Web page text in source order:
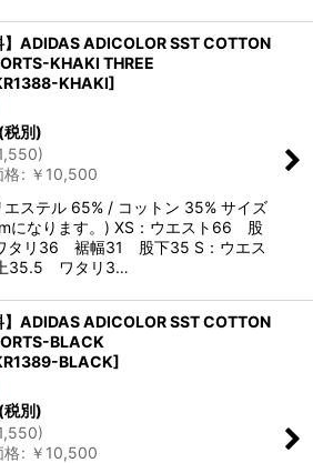
】ADIDAS ADICOLOR SST COTTON
KHAKI THREE
KHAKI]
(税別)
)
格: ￥ 10,500
エステル 65% / コットン 35% サイズ
になります。) XS：ウエスト66 股
タリ36 裾幅31 股下35 S：ウエス
35.5 ワタリ3…
】ADIDAS ADICOLOR SST COTTON
BLACK
BLACK]
(税別)
)
格: ￥ 10,500